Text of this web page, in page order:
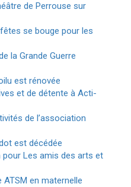
de Perrouse sur
se bouge pour les
la Grande Guerre
est rénovée
et de détente à Acti-
de l’association
est décédée
pour Les amis des arts et
ATSM en maternelle